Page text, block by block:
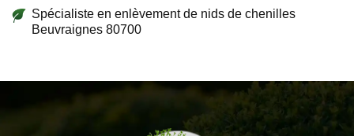
Spécialiste en enlèvement de nids de chenilles
Beuvraignes 80700